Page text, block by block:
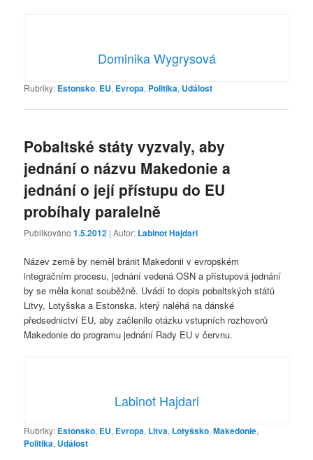
Dominika Wygrysová
Rubriky: Estonsko, EU, Evropa, Politika, Událost
Pobaltské státy vyzvaly, aby
jednání o názvu Makedonie a
jednání o její přístupu do EU
probíhaly paralelně
Publikováno1.5.2012 | Autor: Labinot Hajdari
Název země by neměl bránit Makedonii v evropském
integračním procesu, jednání vedená OSN a přístupová jednání
by se měla konat souběžně. Uvádí to dopis pobaltských států
Litvy, Lotyšska a Estonska, který naléhá na dánské
předsednictví EU, aby začlenilo otázku vstupních rozhovorů
Makedonie do programu jednání Rady EU v červnu.
Labinot Hajdari
Rubriky: Estonsko, EU, Evropa, Litva, Lotyšsko,Makedonie,
Politika, Událost